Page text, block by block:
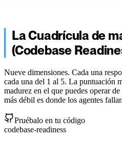
La Cuadrícula de
(Codebase
Nueve dimensiones. Cada una
cada una del 1 al 5. La puntuación
madurez en el que puedes operar
más débil es donde los agentes
Pruébalo en tu código
codebase-readiness